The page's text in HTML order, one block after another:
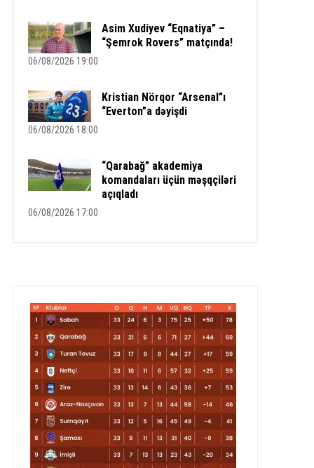
Asim Xudiyev “Eqnatiya” –
“Şemrok Rovers” matçında!
06/08/2026 19:00
Kristian Nörqor “Arsenal”ı
“Everton”a dəyişdi
06/08/2026 18:00
“Qarabağ” akademiya
komandaları üçün məşqçiləri
açıqladı
06/08/2026 17:00